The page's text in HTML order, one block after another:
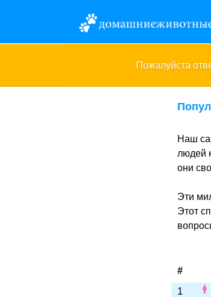
Пожалуйста
Наш
людей
они
Эти
Этот
#
1